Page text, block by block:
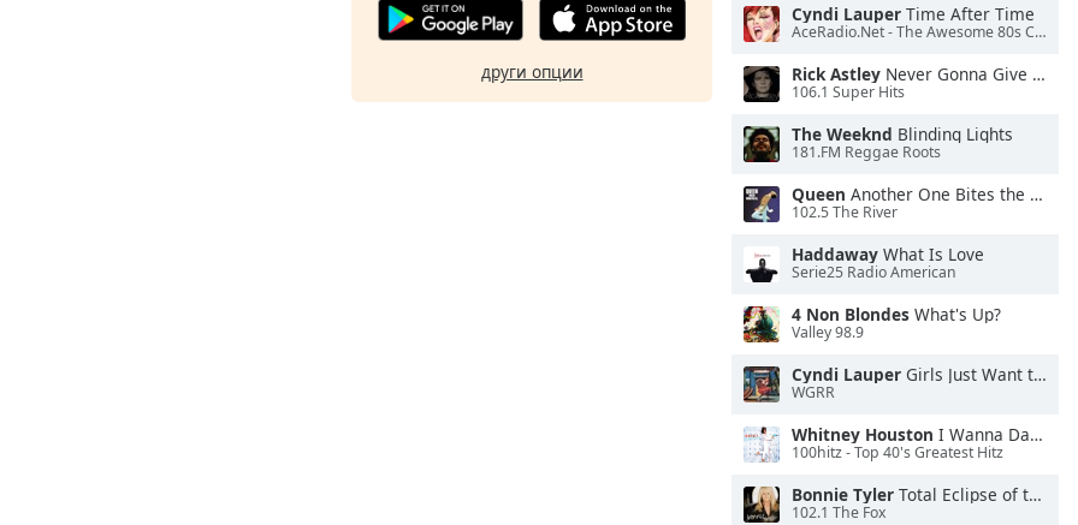
други опции
Cyndi Lauper Time After Time
AceRadio.Net - The Awesome 80s Channel
Rick Astley Never Gonna Give You Up
106.1 Super Hits
The Weeknd Blinding Lights
181.FM Reggae Roots
Queen Another One Bites the Dust
102.5 The River
Haddaway What Is Love
Serie25 Radio American
4 Non Blondes What's Up?
Valley 98.9
Cyndi Lauper Girls Just Want to Have Fun
WGRR
Whitney Houston I Wanna Dance With Somebody
100hitz - Top 40's Greatest Hitz
Bonnie Tyler Total Eclipse of the Heart
102.1 The Fox